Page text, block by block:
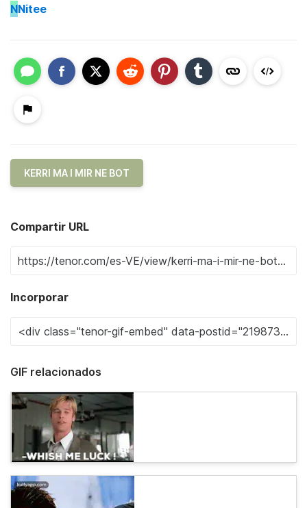
NNitee
KERRI MA I MIR NE BOT
Compartir URL
Incorporar
GIF relacionados